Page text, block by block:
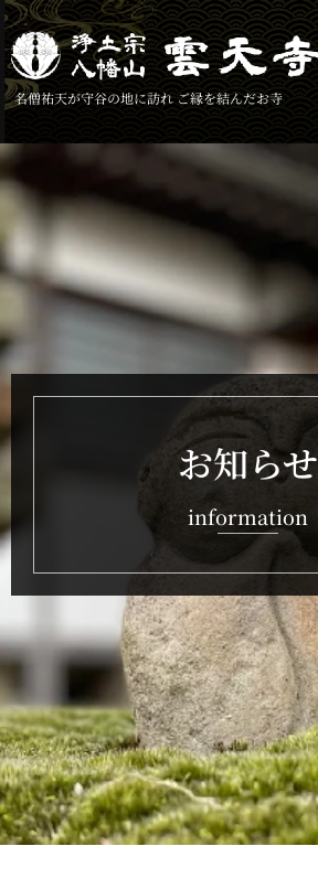
名僧祐天が守谷の地に訪れ ご縁を結んだお寺
お知らせ
information